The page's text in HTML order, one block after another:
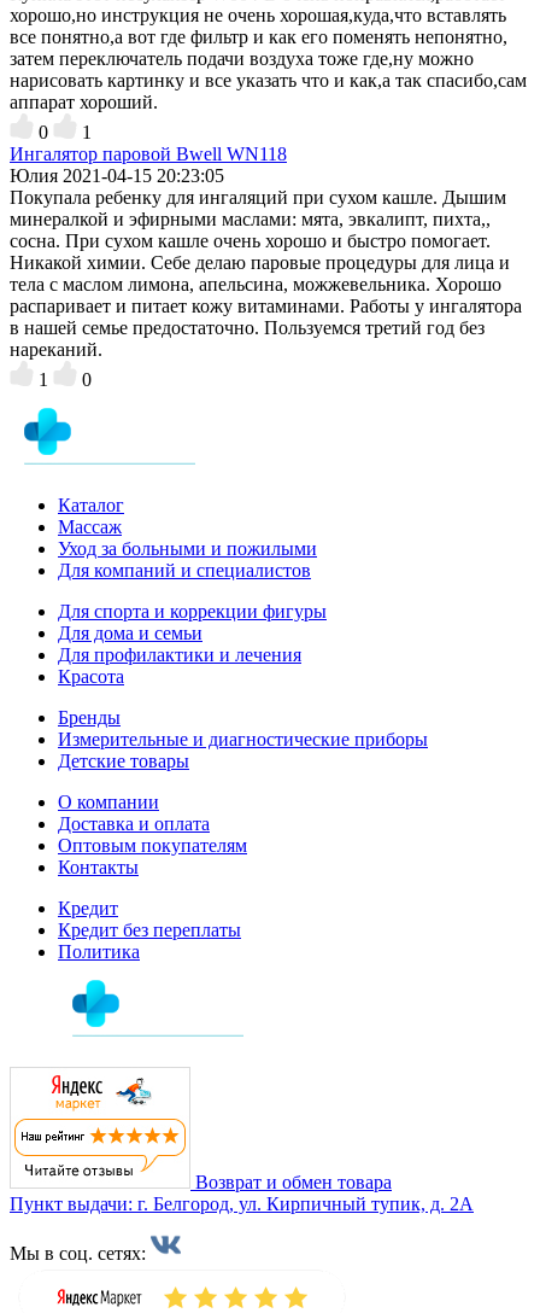
хорошо,но инструкция не очень хорошая,куда,что вставлять
все понятно,а вот где фильтр и как его поменять непонятно,
затем переключатель подачи воздуха тоже где,ну можно
нарисовать картинку и все указать что и как,а так спасибо,сам
аппарат хороший.
0
1
Ингалятор паровой Bwell WN118
Юлия 2021-04-15 20:23:05
Покупала ребенку для ингаляций при сухом кашле. Дышим
минералкой и эфирными маслами: мята, эвкалипт, пихта,,
сосна. При сухом кашле очень хорошо и быстро помогает.
Никакой химии. Себе делаю паровые процедуры для лица и
тела с маслом лимона, апельсина, можжевельника. Хорошо
распаривает и питает кожу витаминами. Работы у ингалятора
в нашей семье предостаточно. Пользуемся третий год без
нареканий.
1
0
Каталог
Массаж
Уход за больными и пожилыми
Для компаний и специалистов
Для спорта и коррекции фигуры
Для дома и семьи
Для профилактики и лечения
Красота
Бренды
Измерительные и диагностические приборы
Детские товары
О компании
Доставка и оплата
Оптовым покупателям
Контакты
Кредит
Кредит без переплаты
Политика
Возврат и обмен товара
Пункт выдачи: г. Белгород, ул. Кирпичный тупик, д. 2А
Мы в соц. сетях: